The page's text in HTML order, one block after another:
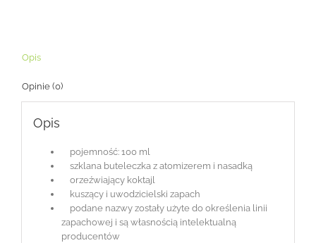
Opis
Opinie (0)
Opis
pojemność: 100 ml
szklana buteleczka z atomizerem i nasadką
orzeźwiający koktajl
kuszący i uwodzicielski zapach
podane nazwy zostały użyte do określenia linii
zapachowej i są własnością intelektualną
producentów